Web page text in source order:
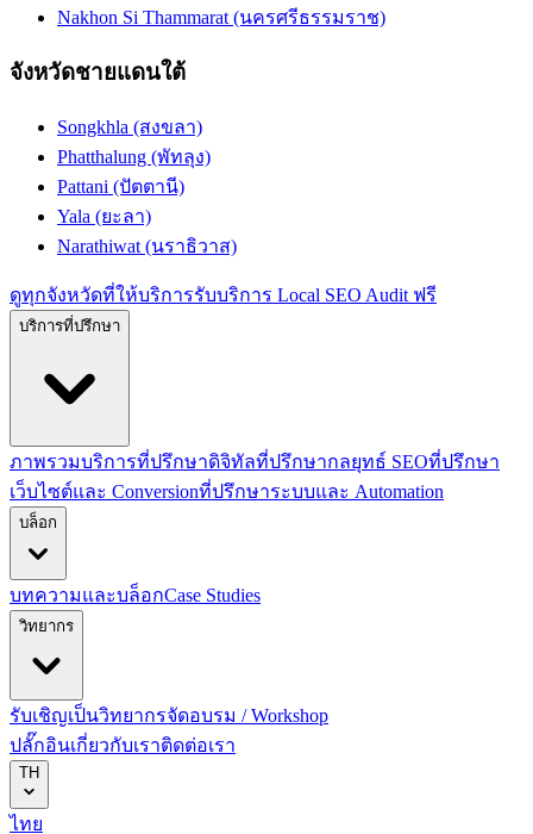
Nakhon Si Thammarat (นครศรีธรรมราช)
จังหวัดชายแดนใต้
Songkhla (สงขลา)
Phatthalung (พัทลุง)
Pattani (ปัตตานี)
Yala (ยะลา)
Narathiwat (นราธิวาส)
ดูทุกจังหวัดที่ให้บริการรับบริการ Local SEO Audit ฟรี
บริการที่ปรึกษา
ภาพรวมบริการที่ปรึกษาดิจิทัลที่ปรึกษากลยุทธ์ SEOที่ปรึกษา
เว็บไซต์และ Conversionที่ปรึกษาระบบและ Automation
บล็อก
บทความและบล็อกCase Studies
วิทยากร
รับเชิญเป็นวิทยากรจัดอบรม / Workshop
ปลั๊กอินเกี่ยวกับเราติดต่อเรา
TH
ไทย